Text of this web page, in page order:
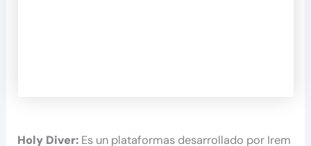
Holy Diver: Es un plataformas desarrollado por Irem